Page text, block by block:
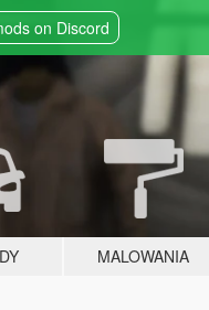
on Discord
MALOWANIA